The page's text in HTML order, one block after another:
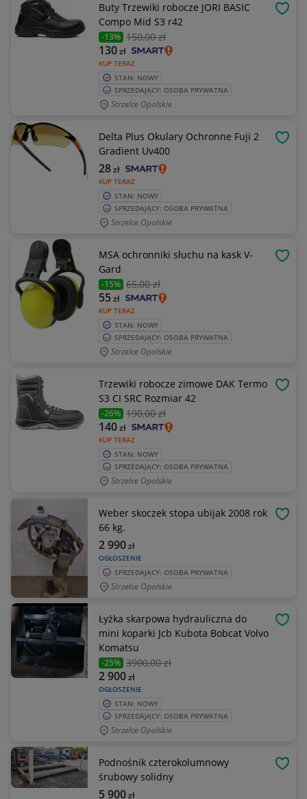
Buty Trzewiki robocze JORI BASIC
Compo Mid S3 r42
-13% 150,00 zł
KUP TERAZ
130zł
STAN: NOWY
SPRZEDAJĄCY: OSOBA PRYWATNA
Strzelce Opolskie
Delta Plus Okulary Ochronne Fuji 2
Gradient Uv400
KUP TERAZ
28zł
STAN: NOWY
SPRZEDAJĄCY: OSOBA PRYWATNA
Strzelce Opolskie
MSA ochronniki słuchu na kask V-
Gard
-15% 65,00 zł
KUP TERAZ
55zł
STAN: NOWY
SPRZEDAJĄCY: OSOBA PRYWATNA
Strzelce Opolskie
Trzewiki robocze zimowe DAK Termo
S3 CI SRC Rozmiar 42
-26% 190,00 zł
KUP TERAZ
140zł
STAN: NOWY
SPRZEDAJĄCY: OSOBA PRYWATNA
Strzelce Opolskie
Weber skoczek stopa ubijak 2008 rok
66 kg.
OGŁOSZENIE
2 990zł
SPRZEDAJĄCY: OSOBA PRYWATNA
Strzelce Opolskie
Łyżka skarpowa hydrauliczna do
mini koparki Jcb Kubota Bobcat Volvo
Komatsu
-25% 3900,00 zł
OGŁOSZENIE
2 900zł
STAN: NOWY
SPRZEDAJĄCY: OSOBA PRYWATNA
Strzelce Opolskie
Podnośnik czterokolumnowy
śrubowy solidny
5 900zł